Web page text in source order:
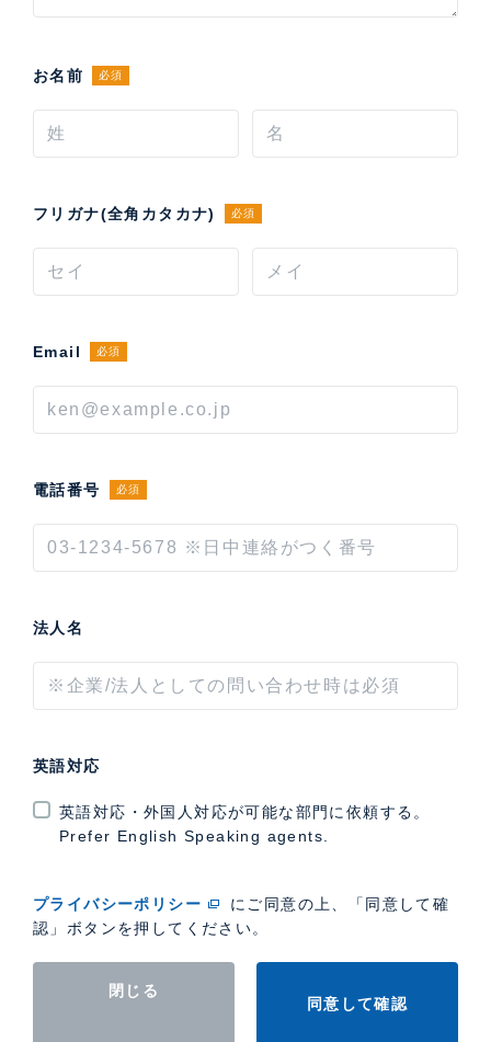
お名前 必須
フリガナ(全角カタカナ) 必須
Email 必須
電話番号 必須
法人名
英語対応
英語対応・外国人対応が可能な部門に依頼する。
Prefer English Speaking agents.
プライバシーポリシー
にご同意の上、「同意して確
認」ボタンを押してください。
閉じる
同意して確認